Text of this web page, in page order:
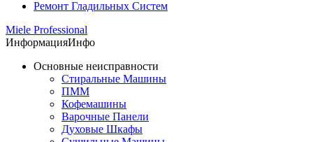
Ремонт Гладильных Систем
Miele Professional
ИнформацияИнфо
Основные неисправности
Стиральные Машины
ПММ
Кофемашины
Варочные Панели
Духовые Шкафы